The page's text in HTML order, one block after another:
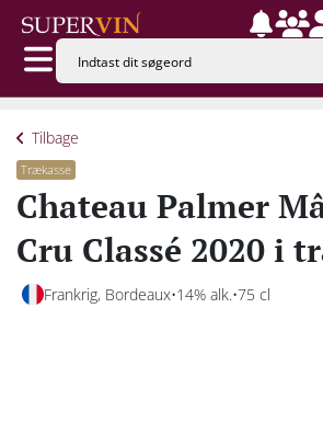
Tilbage
Trækasse
Chateau Palmer
Cru Classé 2020 i
Frankrig, Bordeaux 14% alk. 75 cl